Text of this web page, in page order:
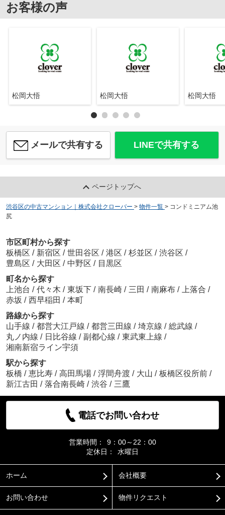
お客様の声
松岡大悟 松岡大悟 松岡大悟
メールで共有する LINEで共有する
ページトップへ
渋谷区の中古マンション｜株式会社クローバー > 物件一覧 > コンドミニアム池
尻
市区町村から探す
板橋区 / 新宿区 / 世田谷区 / 港区 / 杉並区 / 渋谷区 /
豊島区 / 大田区 / 中野区 / 目黒区
町名から探す
上池台 / 代々木 / 東坂下 / 南長崎 / 三田 / 南麻布 / 上落合 /
赤坂 / 西早稲田 / 本町
路線から探す
山手線 / 都営大江戸線 / 都営三田線 / 埼京線 / 総武線 /
丸ノ内線 / 日比谷線 / 副都心線 / 東武東上線 /
湘南新宿ライン宇須
駅から探す
板橋 / 恵比寿 / 高田馬場 / 浮間舟渡 / 大山 / 板橋区役所前 /
新江古田 / 落合南長崎 / 渋谷 / 三鷹
電話でお問い合わせ
営業時間：
9：00～22：00
定休日：
水曜日
ホーム 会社概要
お問い合わせ 物件リクエスト